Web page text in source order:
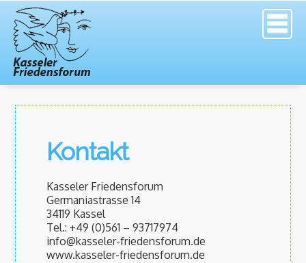
Kontakt
Kasseler Friedensforum
Germaniastrasse 14
34119 Kassel
Tel.: +49 (0)561 – 93717974
info@kasseler-friedensforum.de
www.kasseler-friedensforum.de